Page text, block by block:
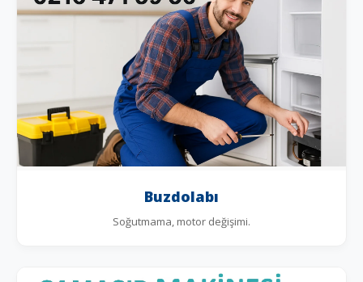
Buzdolabı
Soğutmama, motor değişimi.